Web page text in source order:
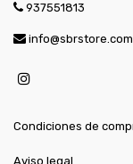
937551813
info@sbrstore.com
Condiciones de
Aviso legal